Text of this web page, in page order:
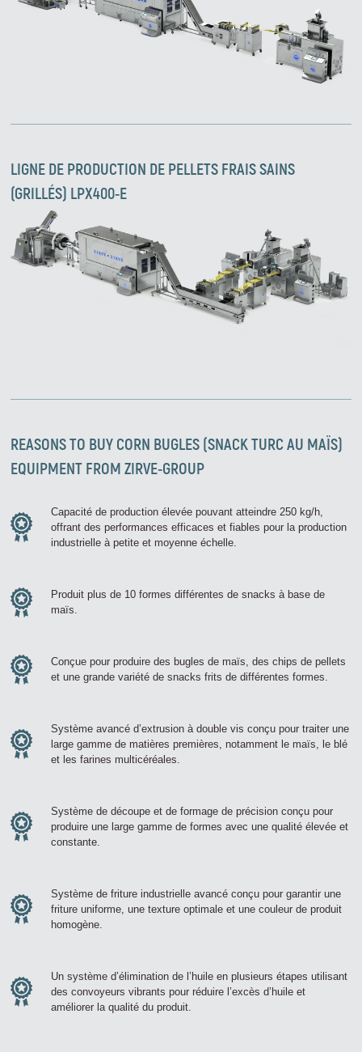
LIGNE DE PRODUCTION DE PELLETS FRAIS SAINS
(GRILLÉS) LPX400-E
REASONS TO BUY CORN BUGLES (SNACK TURC AU MAÏS)
EQUIPMENT FROM ZIRVE-GROUP
Capacité de production élevée pouvant atteindre 250 kg/h,
offrant des performances efficaces et fiables pour la production
industrielle à petite et moyenne échelle.
Produit plus de 10 formes différentes de snacks à base de
maïs.
Conçue pour produire des bugles de maïs, des chips de pellets
et une grande variété de snacks frits de différentes formes.
Système avancé d’extrusion à double vis conçu pour traiter une
large gamme de matières premières, notamment le maïs, le blé
et les farines multicéréales.
Système de découpe et de formage de précision conçu pour
produire une large gamme de formes avec une qualité élevée et
constante.
Système de friture industrielle avancé conçu pour garantir une
friture uniforme, une texture optimale et une couleur de produit
homogène.
Un système d’élimination de l’huile en plusieurs étapes utilisant
des convoyeurs vibrants pour réduire l’excès d’huile et
améliorer la qualité du produit.